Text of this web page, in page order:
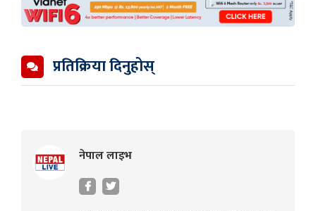
प्रतिक्रिया दिनुहोस्
नेपाल लाइभ